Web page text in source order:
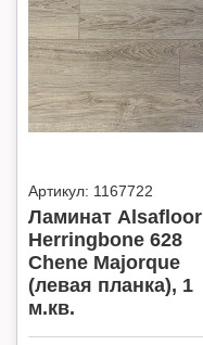
Артикул: 1167722
Ламинат Alsafloor
Herringbone 628
Chene Majorque
(левая планка), 1
м.кв.